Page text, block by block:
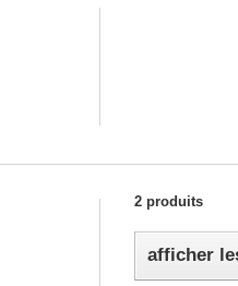
2 produits
afficher